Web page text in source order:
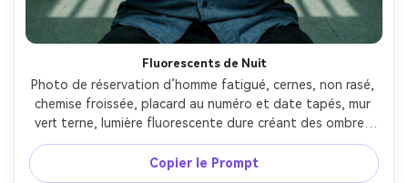
Fluorescents de Nuit
Photo de réservation d’homme fatigué, cernes, non rasé,
chemise froissée, placard au numéro et date tapés, mur
vert terne, lumière fluorescente dure créant des ombres
peu flatteuses, prise au 50mm, cadrage centré,
étalonnage froid désaturé, peau réaliste --ar 4:5
Copier le Prompt